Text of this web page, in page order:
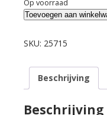
Op voorraad
Heeswijk,
van.
in
blauw.
Toevoegen aan
SKU: 25715
Beschrijving
Beschrijving